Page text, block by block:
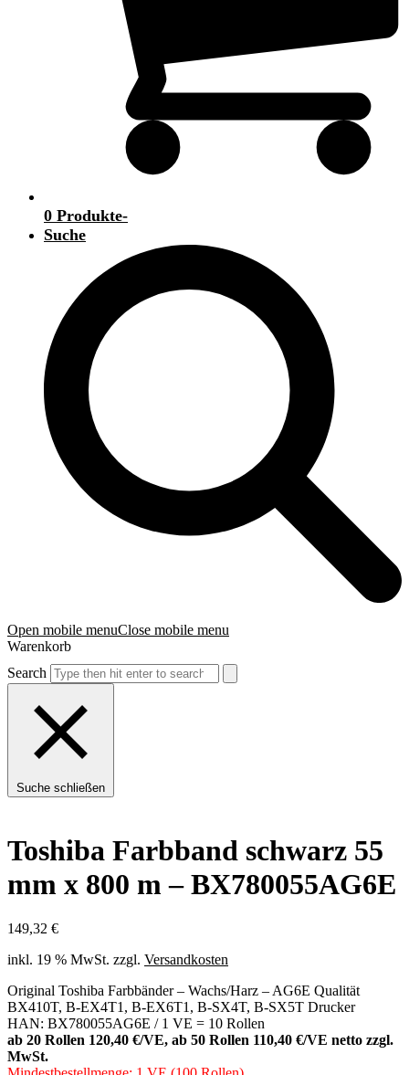
0 Produkte-
Suche
Open mobile menuClose mobile menu
Warenkorb
Search
Suche schließen
Toshiba Farbband schwarz 55
mm x 800 m – BX780055AG6E
149,32 €
inkl. 19 % MwSt. zzgl. Versandkosten
Original Toshiba Farbbänder – Wachs/Harz – AG6E Qualität
BX410T, B-EX4T1, B-EX6T1, B-SX4T, B-SX5T Drucker
HAN: BX780055AG6E / 1 VE = 10 Rollen
ab 20 Rollen 120,40 €/VE, ab 50 Rollen 110,40 €/VE netto zzgl.
MwSt.